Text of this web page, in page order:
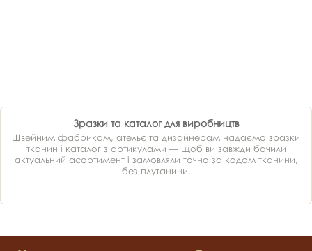
Зразки та каталог для виробництв
Швейним фабрикам, ательє та дизайнерам надаємо зразки
тканин і каталог з артикулами — щоб ви завжди бачили
актуальний асортимент і замовляли точно за кодом тканини,
без плутанини.